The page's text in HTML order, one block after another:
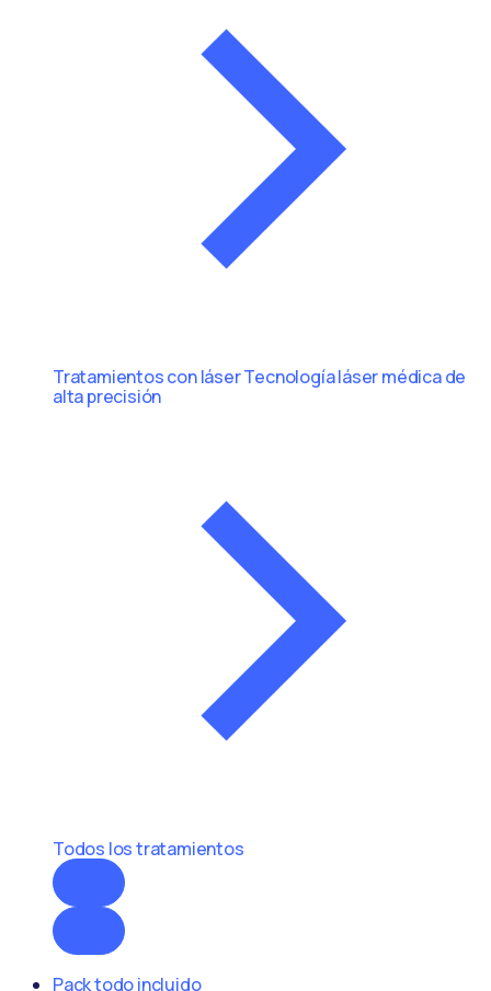
Tratamientos con láserTecnología láser médica de
alta precisión
Todos los tratamientos
Pack todo incluido